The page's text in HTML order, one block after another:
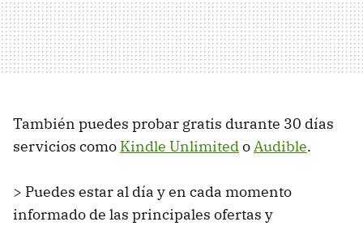
También puedes probar gratis durante 30 días
servicios como Kindle UnlimitedoAudible.
> Puedes estar al día y en cada momento
informado de las principales ofertas y